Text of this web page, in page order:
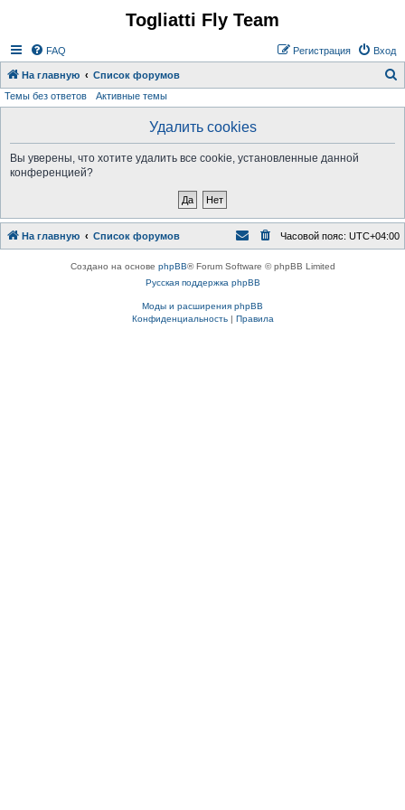
Togliatti Fly Team
FAQ Вход
Регистрация
На главную Список форумов
Темы без ответов Активные темы
Удалить cookies
Вы уверены, что хотите удалить все cookie, установленные данной
конференцией?
На главную Список форумов Часовой пояс: UTC+04:00
Создано на основе phpBB® Forum Software © phpBB Limited
Русская поддержка phpBB
Моды и расширения phpBB
Конфиденциальность| Правила